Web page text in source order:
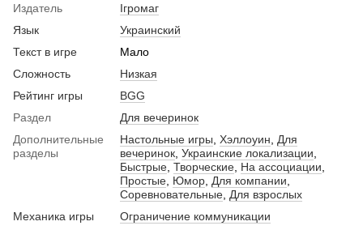
Издатель
Ігромаг
Язык
Украинский
Текст в игре
Мало
Сложность
Низкая
Рейтинг игры
BGG
Раздел
Для вечеринок
Дополнительные
разделы
Настольные игры Хэллоуин
Для
вечеринок Украинские локализации
Быстрые Творческие На ассоциации
Простые Юмор Для компании
Соревновательные Для взрослых
Механика игры
Ограничение коммуникации